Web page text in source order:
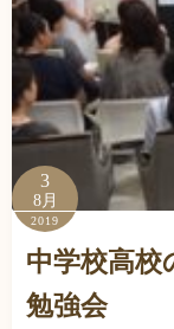
3
8月
2019
中学校高校
勉強会